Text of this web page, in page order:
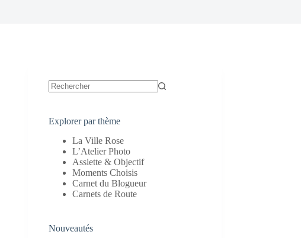
Explorer par thème
La Ville Rose
L’Atelier Photo
Assiette & Objectif
Moments Choisis
Carnet du Blogueur
Carnets de Route
Nouveautés